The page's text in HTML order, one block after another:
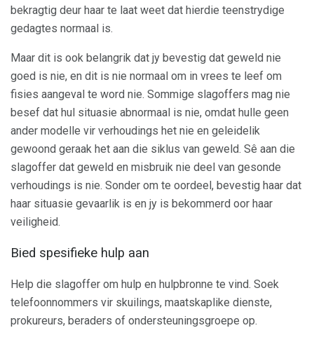
bekragtig deur haar te laat weet dat hierdie teenstrydige
gedagtes normaal is.
Maar dit is ook belangrik dat jy bevestig dat geweld nie
goed is nie, en dit is nie normaal om in vrees te leef om
fisies aangeval te word nie. Sommige slagoffers mag nie
besef dat hul situasie abnormaal is nie, omdat hulle geen
ander modelle vir verhoudings het nie en geleidelik
gewoond geraak het aan die siklus van geweld. Sê aan die
slagoffer dat geweld en misbruik nie deel van gesonde
verhoudings is nie. Sonder om te oordeel, bevestig haar dat
haar situasie gevaarlik is en jy is bekommerd oor haar
veiligheid.
Bied spesifieke hulp aan
Help die slagoffer om hulp en hulpbronne te vind. Soek
telefoonnommers vir skuilings, maatskaplike dienste,
prokureurs, beraders of ondersteuningsgroepe op.